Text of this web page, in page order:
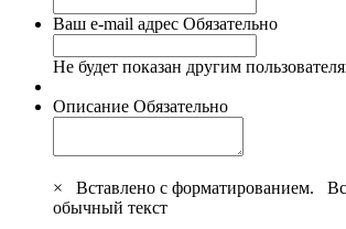
Ваш e-mail адрес Обязательно
Не будет показан другим
Описание Обязательно
× Вставлено с форматированием.
обычный текст